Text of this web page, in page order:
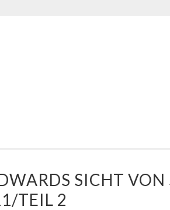
SICHT VON
TEIL 2